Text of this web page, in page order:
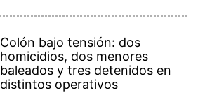
Colón bajo tensión: dos
homicidios, dos menores
baleados y tres detenidos en
distintos operativos